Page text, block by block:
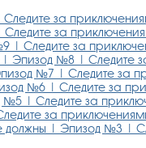
за
за
| Следите за
| Эпизод №8 | Следите
№7 | Следите за
№6 | Следите за
№5 | Следите за
за
должны | Эпизод №3 |